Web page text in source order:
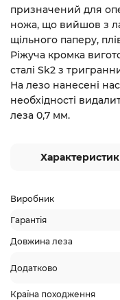
призначений для
ножа, що вийшов з
щільного паперу,
Ріжуча кромка
сталі Sk2 з
На лезо нанесені
необхідності
леза 0,7 мм.
Виробник
Гарантія
Довжина леза
Додатково
Країна походження